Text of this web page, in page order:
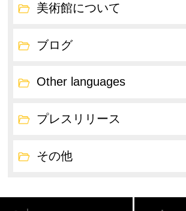
美術館について
ブログ
Other languages
プレスリリース
その他